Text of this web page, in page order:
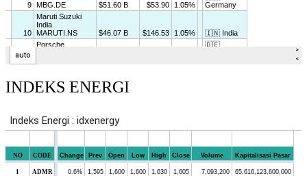
INDEKS ENERGI